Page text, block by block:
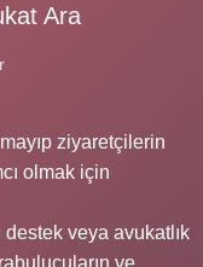
Ara
ziyaretçilerin
olmak için
veya avukatlık
ve